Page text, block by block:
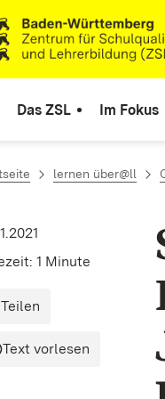
springen
zur Startseite
Das ZSL Im Fokus
lernen über@ll
1 Minute
Teilen
Text vorlesen